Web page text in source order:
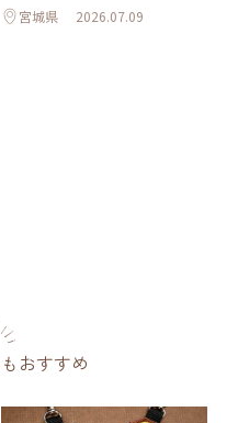
宮城県 2026.07.09
おすすめ